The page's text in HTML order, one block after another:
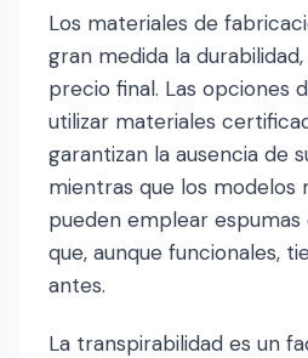
Los materiales de
gran medida la
precio final. Las opciones
utilizar materiales
garantizan la ausencia de
mientras que los modelos
pueden emplear
que, aunque funcionales,
antes.
La transpirabilidad es un